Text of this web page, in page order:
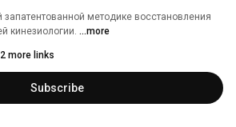
запатентованной методике восстановления
кинезиологии. ...more
more links
Subscribe